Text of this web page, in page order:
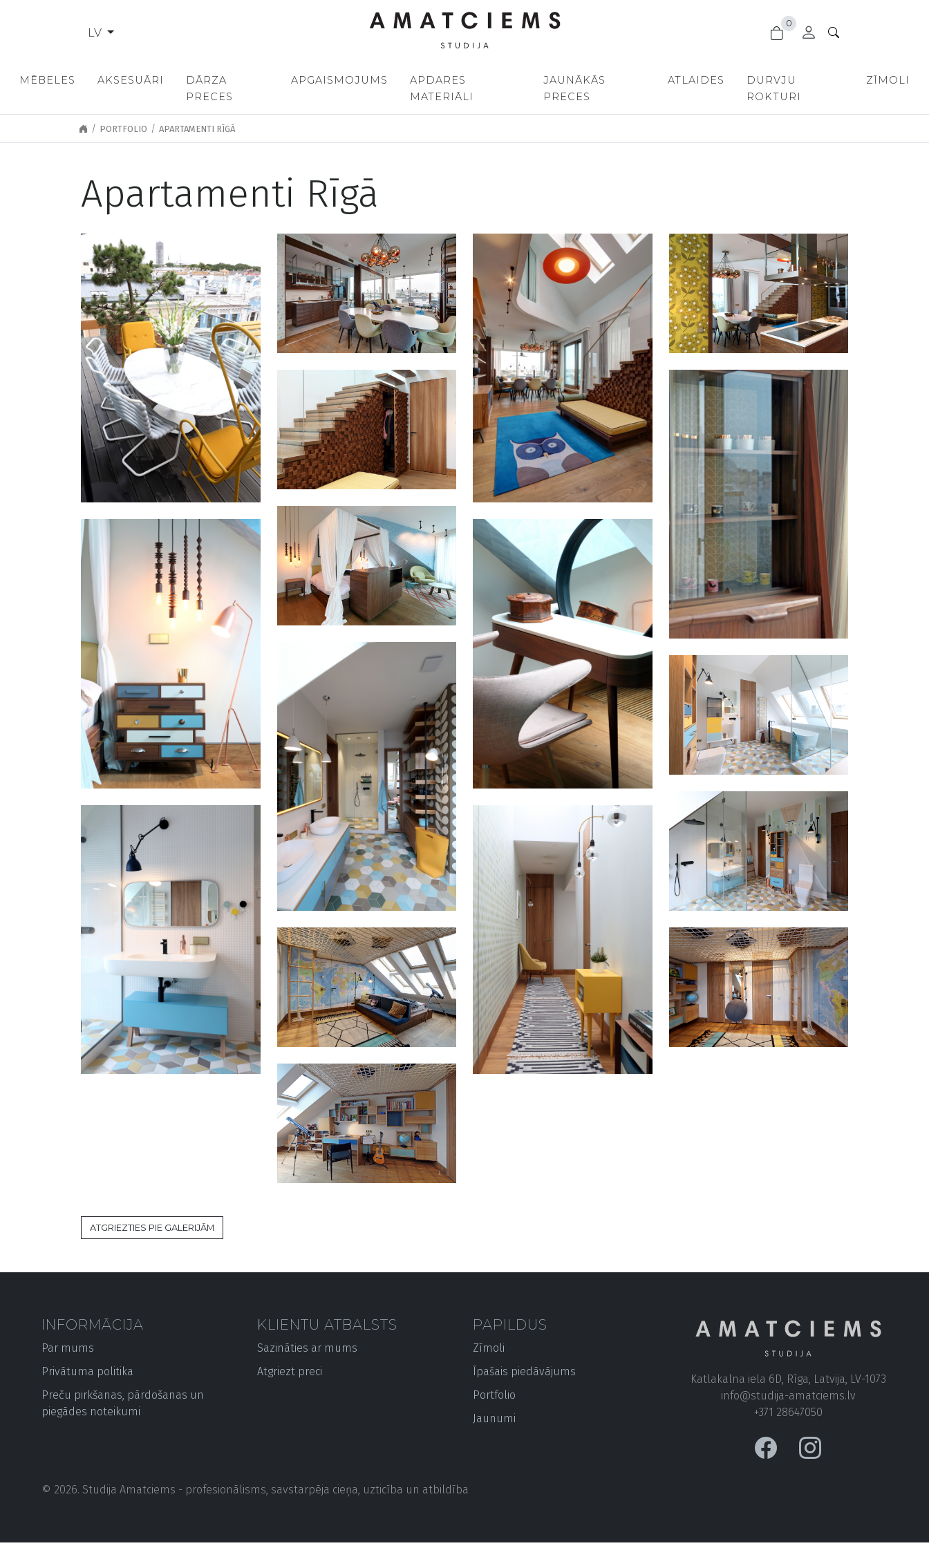
LV
0
MĒBELES AKSESUĀRI
DĀRZA
PRECES
APGAISMOJUMS
APDARES
MATERIĀLI
JAUNĀKĀS
PRECES
ATLAIDES
DURVJU
ROKTURI
ZĪMOLI
PORTFOLIO APARTAMENTI RĪGĀ
Apartamenti Rīgā
ATGRIEZTIES PIE GALERIJĀM
INFORMĀCIJA
Par mums
Privātuma politika
Preču pirkšanas, pārdošanas un
piegādes noteikumi
KLIENTU ATBALSTS
Sazināties ar mums
Atgriezt preci
PAPILDUS
Zīmoli
Īpašais piedāvājums
Portfolio
Jaunumi
Katlakalna iela 6D, Rīga, Latvija, LV-1073
+371 28647050
© 2026. Studija Amatciems - profesionālisms, savstarpēja cieņa, uzticība un atbildība